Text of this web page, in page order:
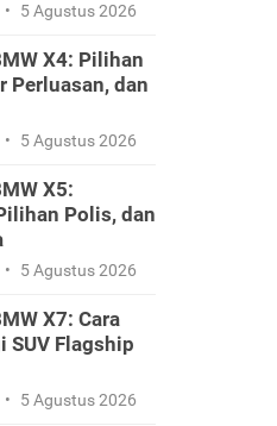
• 5 Agustus 2026
X4: Pilihan
Perluasan, dan
• 5 Agustus 2026
X5:
Polis, dan
• 5 Agustus 2026
X7: Cara
SUV Flagship
• 5 Agustus 2026